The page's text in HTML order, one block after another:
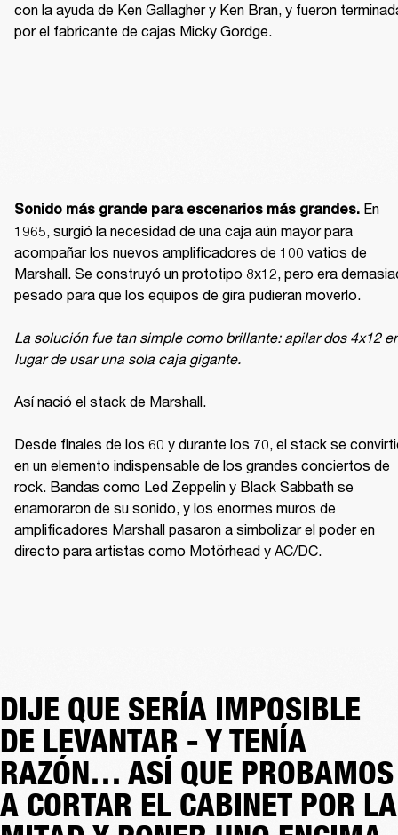
con la ayuda de Ken Gallagher y Ken Bran, y fueron
por el fabricante de cajas Micky Gordge.
Sonido más grande para escenarios más grandes. En
1965, surgió la necesidad de una caja aún mayor para
acompañar los nuevos amplificadores de 100 vatios de
Marshall. Se construyó un prototipo 8x12, pero era
pesado para que los equipos de gira pudieran moverlo.
La solución fue tan simple como brillante: apilar dos 4x12
lugar de usar una sola caja gigante.
Así nació el stack de Marshall.
Desde finales de los 60 y durante los 70, el stack se
en un elemento indispensable de los grandes conciertos de
rock. Bandas como Led Zeppelin y Black Sabbath se
enamoraron de su sonido, y los enormes muros de
amplificadores Marshall pasaron a simbolizar el poder en
directo para artistas como Motörhead y AC/DC.
DIJE QUE SERÍA IMPOSIBLE
DE LEVANTAR - Y TENÍA
RAZÓN… ASÍ QUE PROBAMOS
A CORTAR EL CABINET POR LA